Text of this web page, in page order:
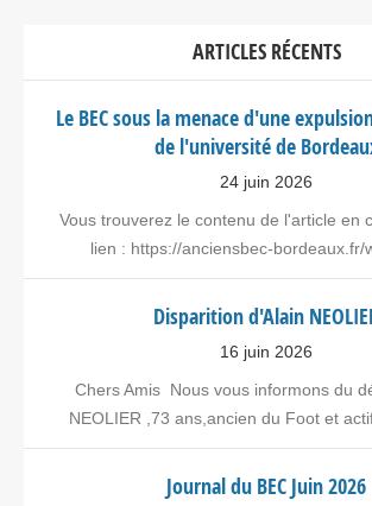
ARTICLES RÉCENTS
Le BEC sous la menace d'une
de l'université de
24 juin 2026
Vous trouverez le contenu de l'article en
lien : https://anciensbec-bordeaux.fr/
Disparition d'Alain
16 juin 2026
Chers Amis Nous vous informons du
NEOLIER ,73 ans,ancien du Foot et
Journal du BEC Juin 2026